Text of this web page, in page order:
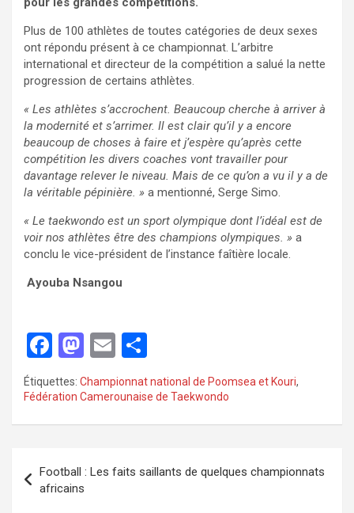
Plus de 100 athlètes de toutes catégories de deux sexes
ont répondu présent à ce championnat. L’arbitre
international et directeur de la compétition a salué la nette
progression de certains athlètes.
« Les athlètes s’accrochent. Beaucoup cherche à arriver à
la modernité et s’arrimer. Il est clair qu’il y a encore
beaucoup de choses à faire et j’espère qu’après cette
compétition les divers coaches vont travailler pour
davantage relever le niveau. Mais de ce qu’on a vu il y a de
la véritable pépinière. » a mentionné, Serge Simo.
« Le taekwondo est un sport olympique dont l’idéal est de
voir nos athlètes être des champions olympiques. » a
conclu le vice-président de l’instance faîtière locale.
Ayouba Nsangou
F
a
ce
b
o
k
M
a
st
o
o
E
m
ail
ar
ta
g
Étiquettes: Championnat national de Poomsea et Kouri,
Fédération Camerounaise de Taekwondo
Football : Les faits saillants de quelques championnats
africains